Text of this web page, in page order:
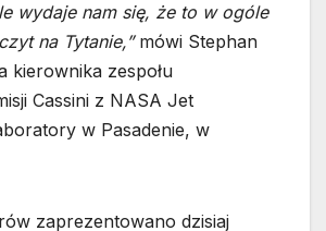
wydaje nam się, że to w ogóle
na Tytanie,”mówi Stephan
kierownika zespołu
Cassini z NASA Jet
w Pasadenie, w
zaprezentowano dzisiaj